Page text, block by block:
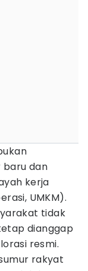
baru dan
kerja
UMKM).
tidak
dianggap
resmi.
rakyat